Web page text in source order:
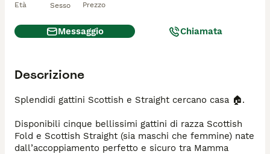
Età Sesso Prezzo
Messaggio Chiamata
Descrizione
Splendidi gattini Scottish e Straight cercano casa 🏠.
Disponibili cinque bellissimi gattini di razza Scottish
Fold e Scottish Straight (sia maschi che femmine) nate
dall’accoppiamento perfetto e sicuro tra Mamma